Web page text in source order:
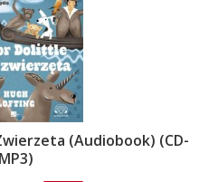
(Audiobook) (CD-
MP3)